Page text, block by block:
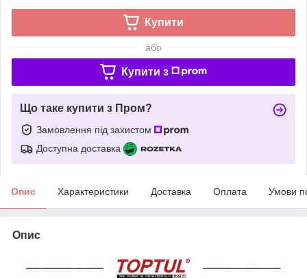
Купити
або
Купити з
Що таке купити з Пром?
Замовлення під захистом
Доступна доставка
Опис Характеристики Доставка Оплата Умови
Опис